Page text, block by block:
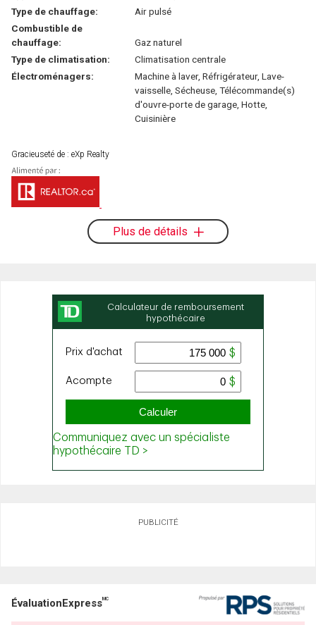
Type de chauffage:
Air pulsé
Combustible de
chauffage:
Gaz naturel
Type de climatisation:
Climatisation centrale
Électroménagers:
Machine à laver, Réfrigérateur, Lave-
vaisselle, Sécheuse, Télécommande(s)
d'ouvre-porte de garage, Hotte,
Cuisinière
Gracieuseté de : eXp Realty
Plus de détails
PUBLICITÉ
ÉvaluationExpressMC